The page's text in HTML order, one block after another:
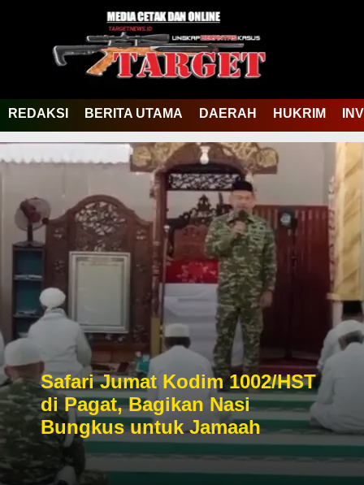
REDAKSI BERITA UTAMA DAERAH HUKRIM
Safari Jumat Kodim 1002/HST
di Pagat, Bagikan Nasi
Bungkus untuk Jamaah